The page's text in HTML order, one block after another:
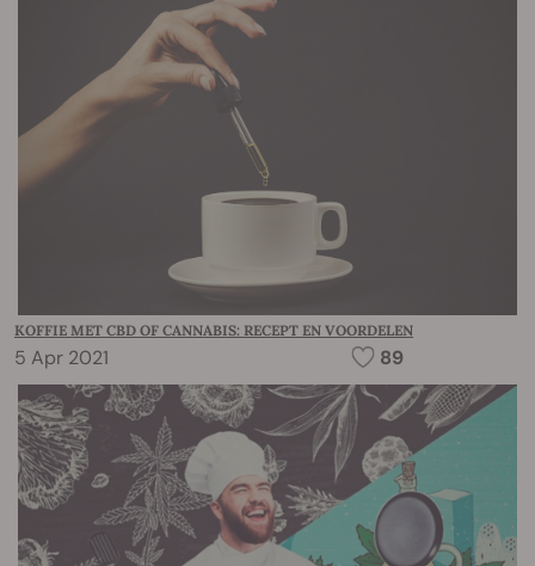
KOFFIE MET CBD OF CANNABIS: RECEPT EN VOORDELEN
5 Apr 2021 89